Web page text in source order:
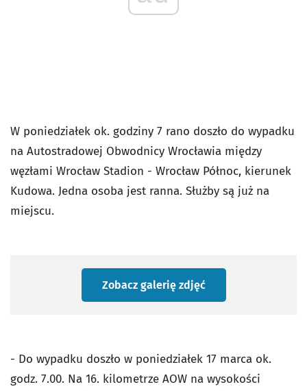
W poniedziałek ok. godziny 7 rano doszło do wypadku
na Autostradowej Obwodnicy Wrocławia między
węzłami Wrocław Stadion - Wrocław Północ, kierunek
Kudowa. Jedna osoba jest ranna. Służby są już na
miejscu.
Zobacz galerię zdjęć
- Do wypadku doszło w poniedziałek 17 marca ok.
godz. 7.00. Na 16. kilometrze AOW na wysokości